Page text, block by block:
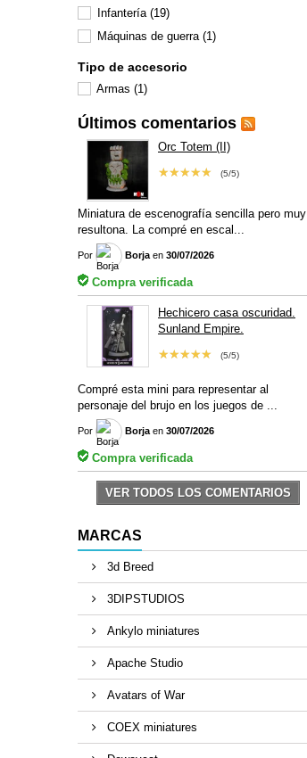
Infantería (19)
Máquinas de guerra (1)
Tipo de accesorio
Armas (1)
Últimos comentarios
Orc Totem (II)
(5/5)
★★★★★
Miniatura de escenografía sencilla pero muy
resultona. La compré en escal...
Por Borja en 30/07/2026
Compra verificada
Hechicero casa oscuridad.
Sunland Empire.
(5/5)
★★★★★
Compré esta mini para representar al
personaje del brujo en los juegos de ...
Por Borja en 30/07/2026
Compra verificada
VER TODOS LOS COMENTARIOS
MARCAS
3d Breed
3DIPSTUDIOS
Ankylo miniatures
Apache Studio
Avatars of War
COEX miniatures